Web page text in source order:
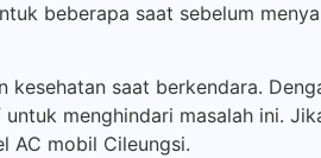
beberapa saat sebelum
saat berkendara.
menghindari masalah ini.
AC mobil Cileungsi.